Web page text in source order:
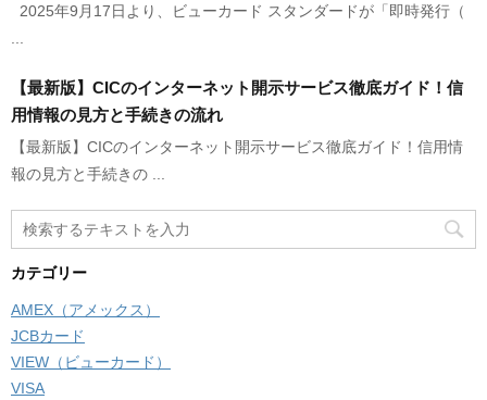
2025年9月17日より、ビューカード スタンダードが「即時発行（
【最新版】CICのインターネット開示サービス徹底ガイド！信
用情報の見方と手続きの流れ
【最新版】CICのインターネット開示サービス徹底ガイド！信用情
報の見方と手続きの ...
カテゴリー
AMEX（アメックス）
JCBカード
VIEW（ビューカード）
VISA